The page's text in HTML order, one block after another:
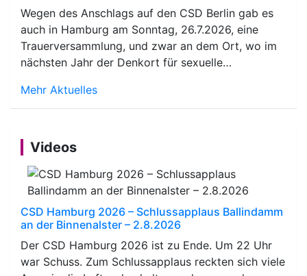
Wegen des Anschlags auf den CSD Berlin gab es
auch in Hamburg am Sonntag, 26.7.2026, eine
Trauerversammlung, und zwar an dem Ort, wo im
nächsten Jahr der Denkort für sexuelle…
Mehr Aktuelles
Videos
CSD Hamburg 2026 – Schlussapplaus Ballindamm
an der Binnenalster – 2.8.2026
Der CSD Hamburg 2026 ist zu Ende. Um 22 Uhr
war Schuss. Zum Schlussapplaus reckten sich viele